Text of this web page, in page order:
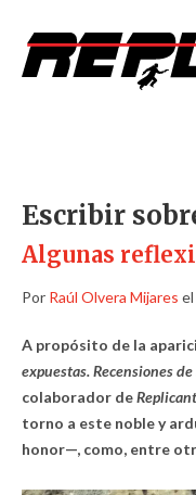
Escribir
Algunas
Por Raúl Olvera Mijares
A propósito de la
expuestas. Recensiones
colaborador de
torno a este noble y
honor—, como, entre